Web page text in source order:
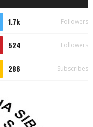
1.7k Followers
524 Followers
286 Subscribes